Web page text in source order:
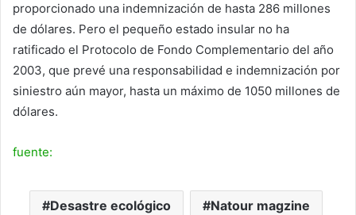
proporcionado una indemnización de hasta 286 millones
de dólares. Pero el pequeño estado insular no ha
ratificado el Protocolo de Fondo Complementario del año
2003, que prevé una responsabilidad e indemnización por
siniestro aún mayor, hasta un máximo de 1050 millones de
dólares.
fuente:
Desastre ecológico Natour magzine